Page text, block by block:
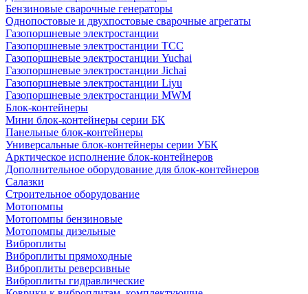
Бензиновые сварочные генераторы
Однопостовые и двухпостовые сварочные агрегаты
Газопоршневые электростанции
Газопоршневые электростанции ТСС
Газопоршневые электростанции Yuchai
Газопоршневые электростанции Jichai
Газопоршневые электростанции Liyu
Газопоршневые электростанции MWM
Блок-контейнеры
Мини блок-контейнеры серии БК
Панельные блок-контейнеры
Универсальные блок-контейнеры серии УБК
Арктическое исполнение блок-контейнеров
Дополнительное оборудование для блок-контейнеров
Салазки
Строительное оборудование
Мотопомпы
Мотопомпы бензиновые
Мотопомпы дизельные
Виброплиты
Виброплиты прямоходные
Виброплиты реверсивные
Виброплиты гидравлические